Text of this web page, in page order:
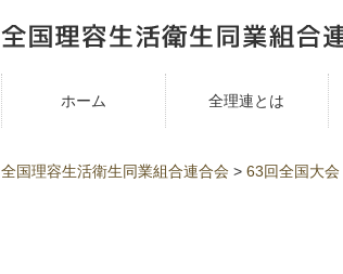
ホーム 全理連とは
全国理容生活衛生同業組合連合会 > 63回全国大会